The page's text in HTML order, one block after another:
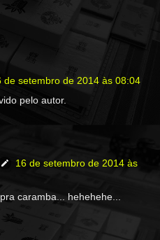
de setembro de 2014 às 08:04
pelo autor.
16 de setembro de 2014 às
caramba... hehehehe...